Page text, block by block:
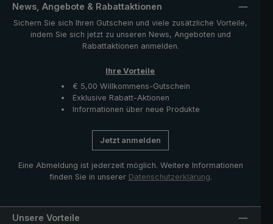
News, Angebote & Rabattaktionen
Sichern Sie sich Ihren Gutschein und viele zusätzliche Vorteile,
indem Sie sich jetzt zu unseren News, Angeboten und
Rabattaktionen anmelden.
Ihre Vorteile
€ 5,00 Willkommens-Gutschein
Exklusive Rabatt-Aktionen
Informationen über neue Produkte
Jetzt anmelden
Eine Abmeldung ist jederzeit möglich. Weitere Informationen
finden Sie in unserer Datenschutzerklärung.
Unsere Vorteile